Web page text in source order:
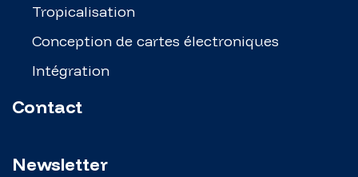
Tropicalisation
Conception de cartes électroniques
Intégration
Contact
Newsletter